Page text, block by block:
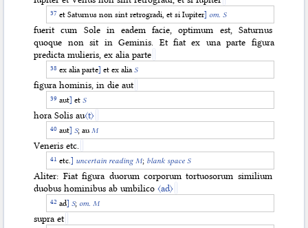
et Saturnus non sint retrogradi, et si Iupiter] om. S
fuerit cum Sole in eadem facie, optimum est, Saturnus
quoque non sit in Geminis. Et fiat ex una parte figura
predicta mulieris, ex alia parte
ex alia parte] et ex aliaS
figura hominis, in die aut
aut] et S
hora Solis au〈t〉
aut] S; auM
Veneris etc.
etc.] uncertain reading M; blank space S
Aliter: Fiat figura duorum corporum tortuosorum similium
duobus hominibus ab umbilico〈ad〉
ad] S; om. M
supra et